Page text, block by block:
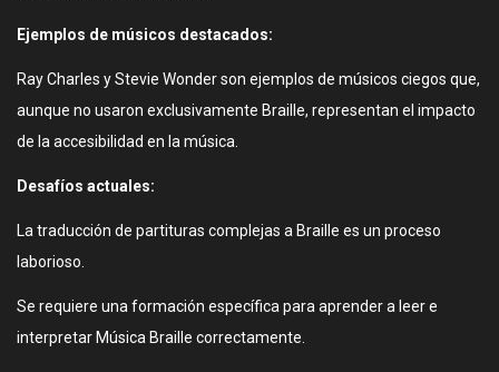
Ejemplos de músicos destacados:
Ray Charles y Stevie Wonder son ejemplos de músicos ciegos que,
aunque no usaron exclusivamente Braille, representan el impacto
de la accesibilidad en la música.
Desafíos actuales:
La traducción de partituras complejas a Braille es un proceso
laborioso.
Se requiere una formación específica para aprender a leer e
interpretar Música Braille correctamente.